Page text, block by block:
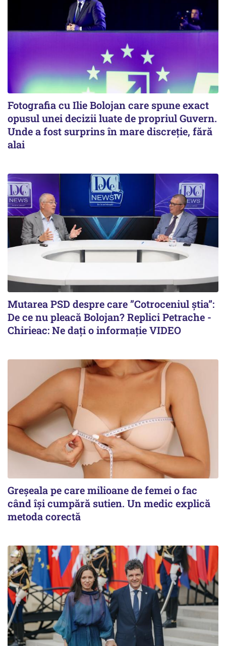
Fotografia cu Ilie Bolojan care spune exact
opusul unei decizii luate de propriul Guvern.
Unde a fost surprins în mare discreție, fără
alai
Mutarea PSD despre care ”Cotroceniul știa”:
De ce nu pleacă Bolojan? Replici Petrache -
Chirieac: Ne dați o informație VIDEO
Greșeala pe care milioane de femei o fac
când își cumpără sutien. Un medic explică
metoda corectă